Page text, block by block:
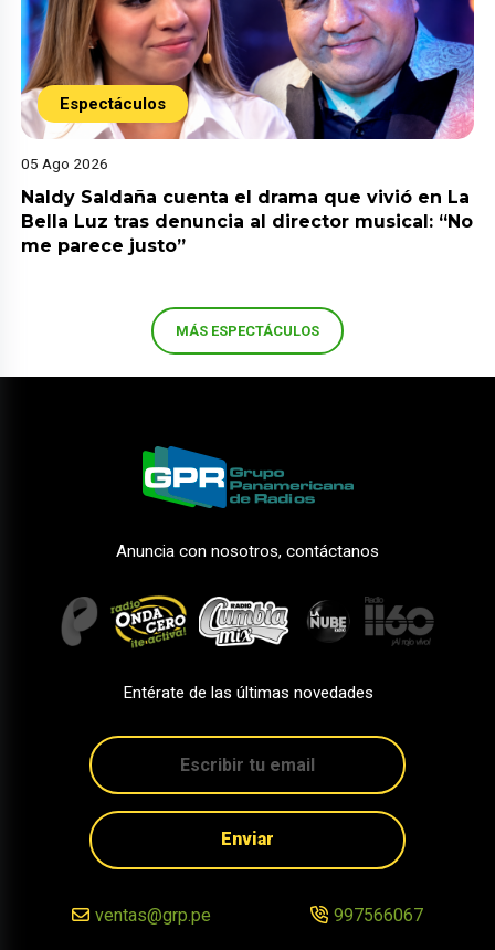
Espectáculos
05 Ago 2026
Naldy Saldaña cuenta el drama que vivió en La
Bella Luz tras denuncia al director musical: “No
me parece justo”
MÁS ESPECTÁCULOS
Anuncia con nosotros, contáctanos
Entérate de las últimas novedades
Enviar
ventas@grp.pe 997566067